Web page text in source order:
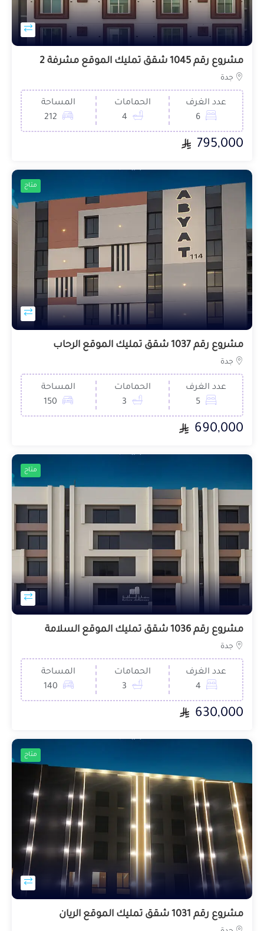
مشروع رقم 1045 شقق تمليك الموقع مشرفة 2
جدة
عدد الغرف
6
الحمامات
4
المساحة
212
795,000
متاح
مشروع رقم 1037 شقق تمليك الموقع الرحاب
جدة
عدد الغرف
5
الحمامات
3
المساحة
150
690,000
متاح
مشروع رقم 1036 شقق تمليك الموقع السلامة
جدة
عدد الغرف
4
الحمامات
3
المساحة
140
630,000
متاح
مشروع رقم 1031 شقق تمليك الموقع الريان